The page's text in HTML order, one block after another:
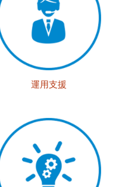
運用支援